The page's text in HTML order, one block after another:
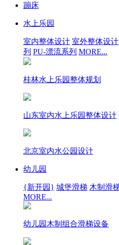
蹦床
水上乐园
室内整体设计 室外整体设计
列 PU-漂流系列 MORE...
桂林水上乐园整体规划
山东室内水上乐园整体设计
北京室内水公园设计
幼儿园
{新开园} 城堡滑梯 木制滑
MORE...
幼儿园木制组合滑梯设备